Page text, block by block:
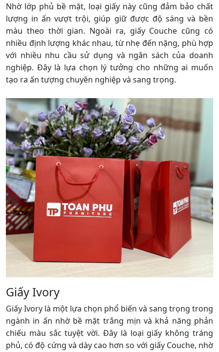
Nhờ lớp phủ bề mặt, loại giấy này cũng đảm bảo chất
lượng in ấn vượt trội, giúp giữ được độ sáng và bền
màu theo thời gian. Ngoài ra, giấy Couche cũng có
nhiều định lượng khác nhau, từ nhẹ đến nặng, phù hợp
với nhiều nhu cầu sử dụng và ngân sách của doanh
nghiệp. Đây là lựa chọn lý tưởng cho những ai muốn
tạo ra ấn tượng chuyên nghiệp và sang trọng.
Giấy Ivory
Giấy Ivory là một lựa chọn phổ biến và sang trọng trong
ngành in ấn nhờ bề mặt trắng mịn và khả năng phản
chiếu màu sắc tuyệt vời. Đây là loại giấy không tráng
phủ, có độ cứng và dày cao hơn so với giấy Couche, nhờ